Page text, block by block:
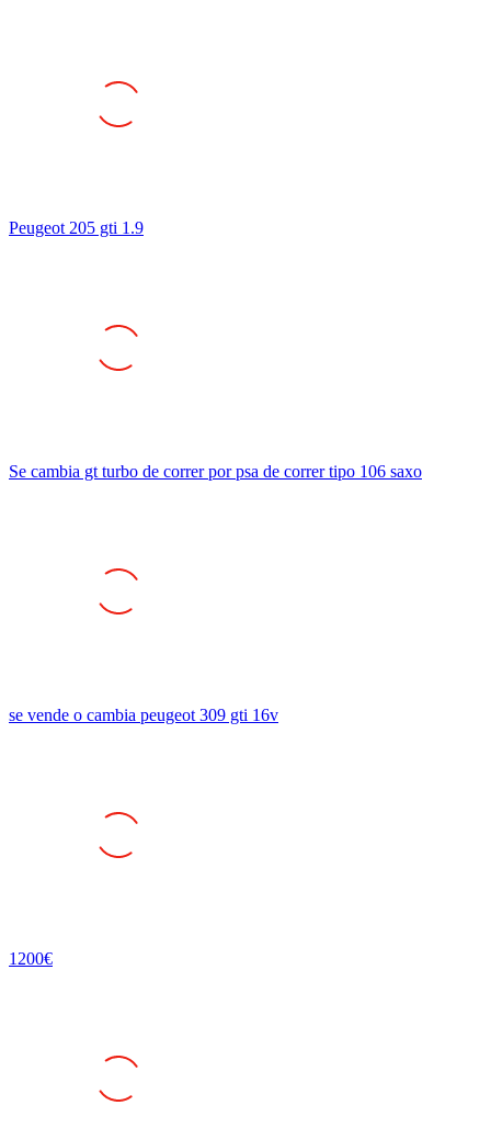
Peugeot 205 gti 1.9
Se cambia gt turbo de correr por psa de correr tipo 106 saxo
se vende o cambia peugeot 309 gti 16v
1200€